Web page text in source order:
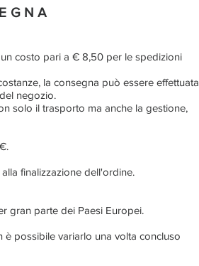
costo pari a € 8,50 per le spedizioni
la consegna può essere effettuata
negozio.
solo il trasporto ma anche la gestione,
finalizzazione dell'ordine.
gran parte dei Paesi Europei.
è possibile variarlo una volta concluso